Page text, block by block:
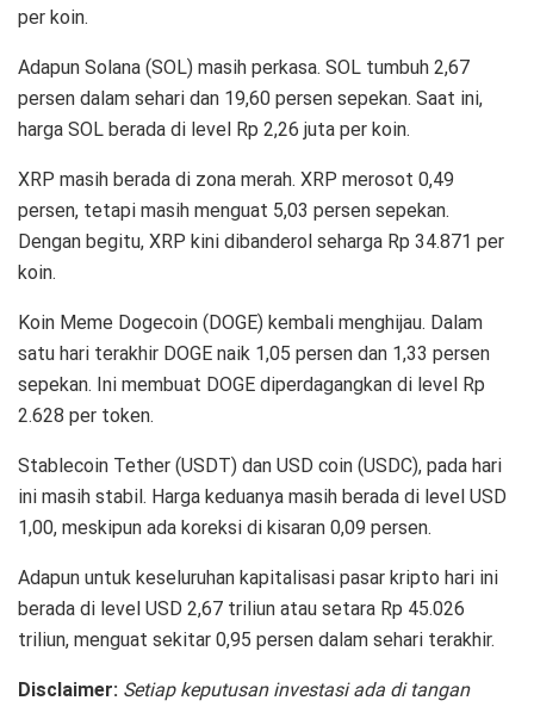
per koin.
Adapun Solana (SOL) masih perkasa. SOL tumbuh 2,67
persen dalam sehari dan 19,60 persen sepekan. Saat ini,
harga SOL berada di level Rp 2,26 juta per koin.
XRP masih berada di zona merah. XRP merosot 0,49
persen, tetapi masih menguat 5,03 persen sepekan.
Dengan begitu, XRP kini dibanderol seharga Rp 34.871 per
koin.
Koin Meme Dogecoin (DOGE) kembali menghijau. Dalam
satu hari terakhir DOGE naik 1,05 persen dan 1,33 persen
sepekan. Ini membuat DOGE diperdagangkan di level Rp
2.628 per token.
Stablecoin Tether (USDT) dan USD coin (USDC), pada hari
ini masih stabil. Harga keduanya masih berada di level USD
1,00, meskipun ada koreksi di kisaran 0,09 persen.
Adapun untuk keseluruhan kapitalisasi pasar kripto hari ini
berada di level USD 2,67 triliun atau setara Rp 45.026
triliun, menguat sekitar 0,95 persen dalam sehari terakhir.
Disclaimer: Setiap keputusan investasi ada di tangan